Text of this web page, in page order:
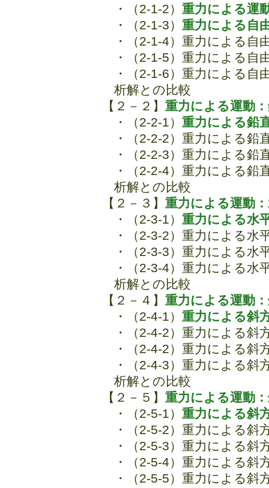
・（2-1-2） 重力による運
・（2-1-3） 重力による自
・（2-1-4）重力による自
・（2-1-5）重力による自
・（2-1-6）重力による
析解との比較
【２－２】 重力による運動
・（2-2-1） 重力による鉛
・（2-2-2）重力による鉛
・（2-2-3）重力による鉛
・（2-2-4）重力による
析解との比較
【２－３】 重力による運動
・（2-3-1） 重力による水
・（2-3-2）重力による水
・（2-3-3）重力による水
・（2-3-4）重力による
析解との比較
【２－４】 重力による運動
・（2-4-1） 重力による斜
・（2-4-2）重力による斜
・（2-4-2）重力による斜
・（2-4-3）重力による
析解との比較
【２－５】 重力による運動
・（2-5-1） 重力による斜
・（2-5-2）重力による斜
・（2-5-3）重力による斜
・（2-5-4）重力による斜
・（2-5-5）重力による斜